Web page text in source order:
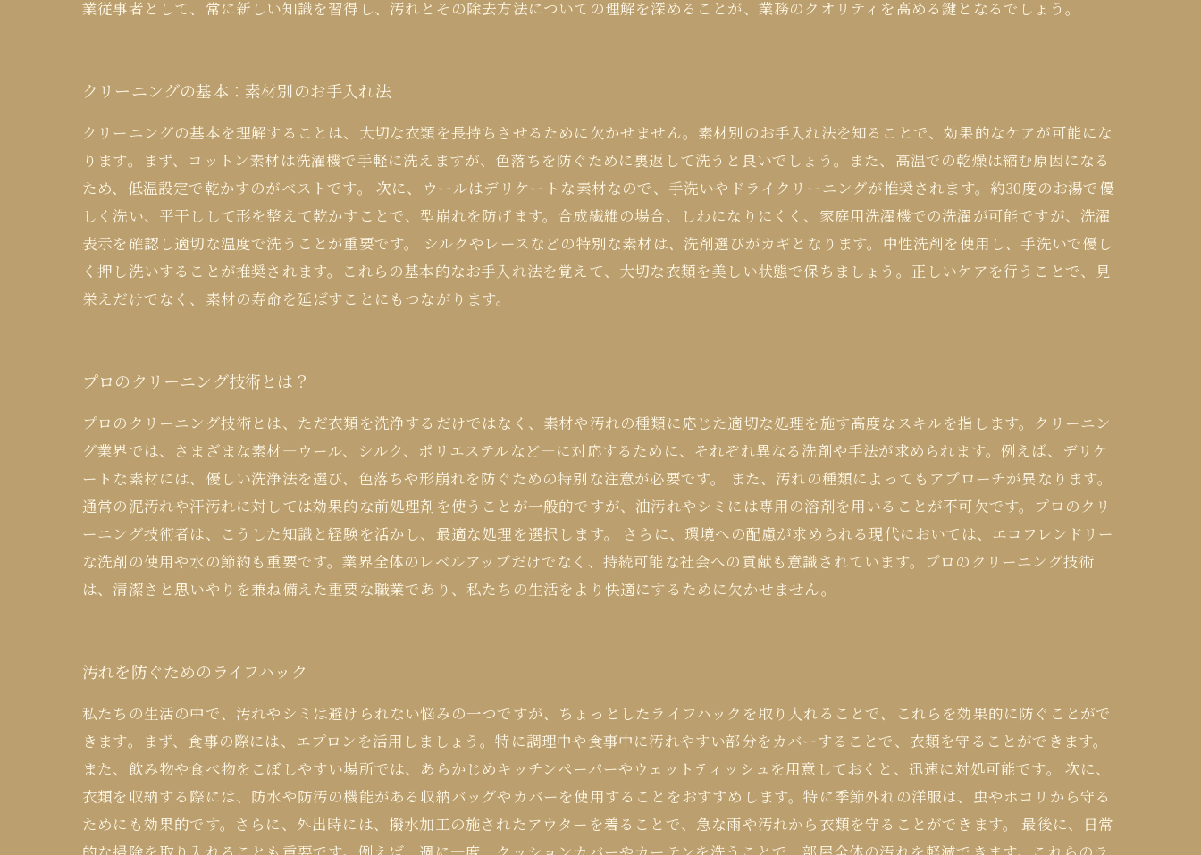
業従事者として、常に新しい知識を習得し、汚れとその除去方法についての理解を深めることが、業務のクオリティを高める鍵となるでしょう。
クリーニングの基本：素材別のお手入れ法
クリーニングの基本を理解することは、大切な衣類を長持ちさせるために欠かせません。素材別のお手入れ法を知ることで、効果的なケアが可能にな
ります。まず、コットン素材は洗濯機で手軽に洗えますが、色落ちを防ぐために裏返して洗うと良いでしょう。また、高温での乾燥は縮む原因になる
ため、低温設定で乾かすのがベストです。 次に、ウールはデリケートな素材なので、手洗いやドライクリーニングが推奨されます。約30度のお湯で優
しく洗い、平干しして形を整えて乾かすことで、型崩れを防げます。合成繊維の場合、しわになりにくく、家庭用洗濯機での洗濯が可能ですが、洗濯
表示を確認し適切な温度で洗うことが重要です。 シルクやレースなどの特別な素材は、洗剤選びがカギとなります。中性洗剤を使用し、手洗いで優し
く押し洗いすることが推奨されます。これらの基本的なお手入れ法を覚えて、大切な衣類を美しい状態で保ちましょう。正しいケアを行うことで、見
栄えだけでなく、素材の寿命を延ばすことにもつながります。
プロのクリーニング技術とは？
プロのクリーニング技術とは、ただ衣類を洗浄するだけではなく、素材や汚れの種類に応じた適切な処理を施す高度なスキルを指します。クリーニン
グ業界では、さまざまな素材—ウール、シルク、ポリエステルなど—に対応するために、それぞれ異なる洗剤や手法が求められます。例えば、デリケ
ートな素材には、優しい洗浄法を選び、色落ちや形崩れを防ぐための特別な注意が必要です。 また、汚れの種類によってもアプローチが異なります。
通常の泥汚れや汗汚れに対しては効果的な前処理剤を使うことが一般的ですが、油汚れやシミには専用の溶剤を用いることが不可欠です。プロのクリ
ーニング技術者は、こうした知識と経験を活かし、最適な処理を選択します。 さらに、環境への配慮が求められる現代においては、エコフレンドリー
な洗剤の使用や水の節約も重要です。業界全体のレベルアップだけでなく、持続可能な社会への貢献も意識されています。プロのクリーニング技術
は、清潔さと思いやりを兼ね備えた重要な職業であり、私たちの生活をより快適にするために欠かせません。
汚れを防ぐためのライフハック
私たちの生活の中で、汚れやシミは避けられない悩みの一つですが、ちょっとしたライフハックを取り入れることで、これらを効果的に防ぐことがで
きます。まず、食事の際には、エプロンを活用しましょう。特に調理中や食事中に汚れやすい部分をカバーすることで、衣類を守ることができます。
また、飲み物や食べ物をこぼしやすい場所では、あらかじめキッチンペーパーやウェットティッシュを用意しておくと、迅速に対処可能です。 次に、
衣類を収納する際には、防水や防汚の機能がある収納バッグやカバーを使用することをおすすめします。特に季節外れの洋服は、虫やホコリから守る
ためにも効果的です。さらに、外出時には、撥水加工の施されたアウターを着ることで、急な雨や汚れから衣類を守ることができます。 最後に、日常